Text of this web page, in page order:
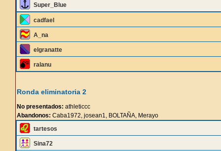
Super_Blue
cadfael
A_na
elgranatte
ralanu
Ronda eliminatoria 2
No presentados: athleticcc
Abandonos: Caba1972, josean1, BOLTAÑA, Merayo
tartesos
Sina72